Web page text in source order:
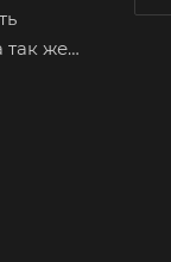
так же